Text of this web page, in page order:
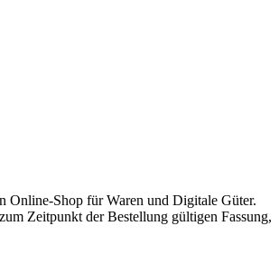
Shop für Waren und Digitale Güter.
Zeitpunkt der Bestellung gültigen Fassung,